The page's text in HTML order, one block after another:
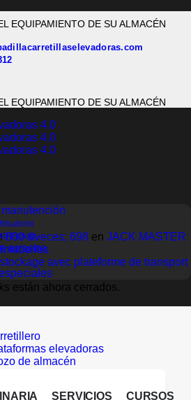
EQUIPAMIENTO DE SU ALMACÉN
EQUIPAMIENTO DE SU ALMACÉN
Forklift
arrastre
elevadoras
de almacén
800 &veces; 698 en JACK MASTER
están ahora cerrados.
SERVICIOS
CURSOS